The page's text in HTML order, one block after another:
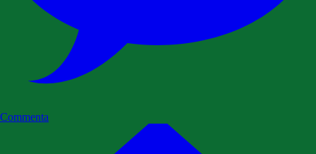
Commenta